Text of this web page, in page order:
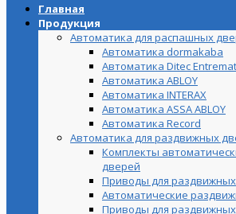
Главная
Продукция
Автоматика для распашных
Автоматика dormakaba
Автоматика Ditec
Автоматика ABLOY
Автоматика INTERAX
Автоматика ASSA ABLOY
Автоматика Record
Автоматика для раздвижных
Комплекты
дверей
Приводы для
Автоматические
Приводы для раздвижных